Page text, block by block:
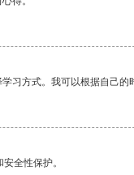
习方式。我可以根据自己的
全性保护。